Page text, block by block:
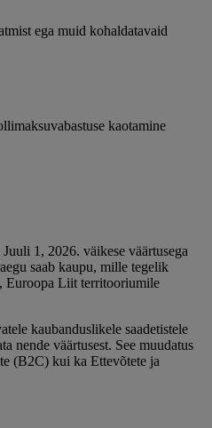
ega muid kohaldatavaid
kaotamine
1, 2026. väikese väärtusega
saab kaupu, mille tegelik
Euroopa Liit territooriumile
kaubanduslikele saadetistele
nende väärtusest. See muudatus
(B2C) kui ka Ettevõtete ja